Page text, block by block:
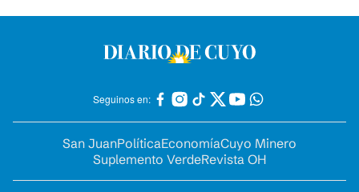
Seguinos en:
San JuanPolíticaEconomíaCuyo Minero
Suplemento VerdeRevista OH